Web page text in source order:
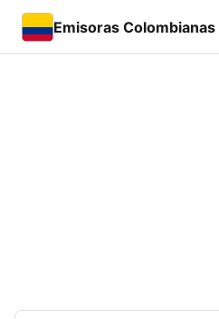
Emisoras Colombianas